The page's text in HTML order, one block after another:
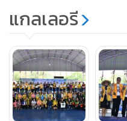
หรือ เราพร้อมบริการ รวมถึ
ประเทศทั่วโลก ร่วมกันทำกิจ
แวดล้อมพร้อมกัน ซึ่งเจตน
ด้านสิ่งแวดล้อมดีของกรุงเ
เขียวและการรักษาความสม
ปลูกต้นโกงกาง ณ โรงเรียน
แนวป้องกันการกัดเซาะชา
แกลเลอรี